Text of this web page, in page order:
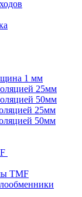
1 мм
25мм
50мм
25мм
50мм
TMF